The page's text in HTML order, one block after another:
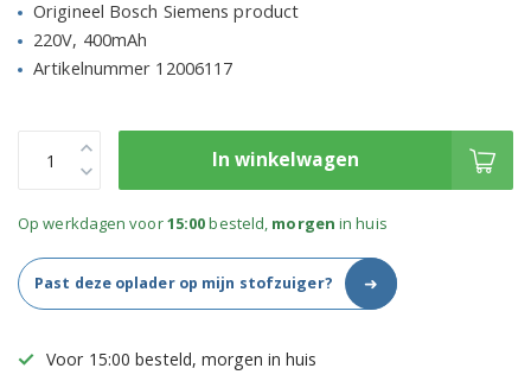
Origineel Bosch Siemens product
220V, 400mAh
Artikelnummer 12006117
In winkelwagen
Op werkdagen voor15:00besteld, morgen in huis
Past deze oplader op mijn stofzuiger? ➜
Voor 15:00 besteld, morgen in huis